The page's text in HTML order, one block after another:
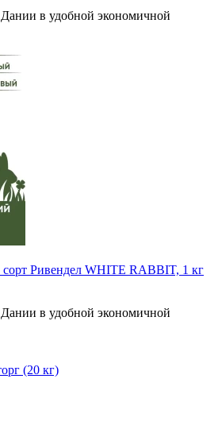
в удобной экономичной
Ривендел WHITE RABBIT, 1 кг
в удобной экономичной
(20 кг)